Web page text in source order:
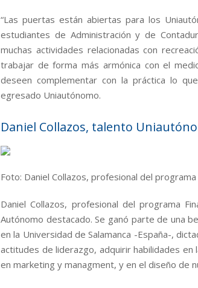
“Las puertas están abiertas para los
estudiantes de Administración y de
muchas actividades relacionadas con
trabajar de forma más armónica con el
deseen complementar con la práctica lo
egresado Uniautónomo.
Daniel Collazos, talento
Foto: Daniel Collazos, profesional del
Daniel Collazos, profesional del programa
Autónomo destacado. Se ganó parte de una
en la Universidad de Salamanca -España-,
actitudes de liderazgo, adquirir habilidades
en marketing y managment, y en el diseño de